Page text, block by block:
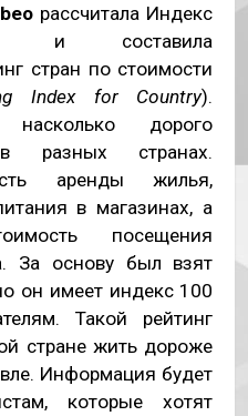
рассчитала Индекс
и составила
стран по стоимости
Index for Country).
дорого
разных странах.
аренды жилья,
в магазинах, а
посещения
За основу был взят
он имеет индекс 100
Такой рейтинг
стране жить дороже
Информация будет
которые хотят